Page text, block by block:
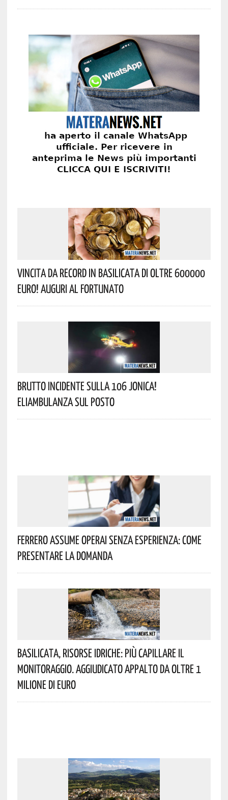
Vincita Da Record In Basilicata Di Oltre 600000
Euro! Auguri Al Fortunato
Brutto Incidente Sulla 106 Jonica!
Eliambulanza Sul Posto
Ferrero Assume Operai Senza Esperienza: Come
Presentare La Domanda
Basilicata, Risorse Idriche: Più Capillare Il
Monitoraggio. Aggiudicato Appalto Da Oltre 1
Milione Di Euro